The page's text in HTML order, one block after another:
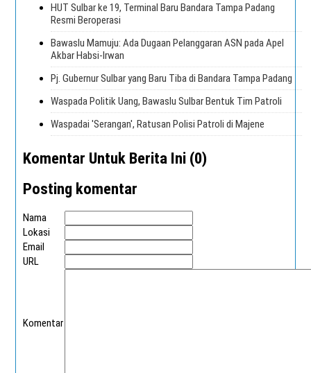
HUT Sulbar ke 19, Terminal Baru Bandara Tampa Padang
Resmi Beroperasi
Bawaslu Mamuju: Ada Dugaan Pelanggaran ASN pada Apel
Akbar Habsi-Irwan
Pj. Gubernur Sulbar yang Baru Tiba di Bandara Tampa Padang
Waspada Politik Uang, Bawaslu Sulbar Bentuk Tim Patroli
Waspadai 'Serangan', Ratusan Polisi Patroli di Majene
Komentar Untuk Berita Ini (0)
Posting komentar
Nama
Lokasi
Email
URL
Komentar